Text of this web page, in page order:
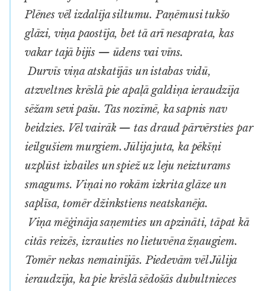
Plēnes vēl izdalīja siltumu. Paņēmusi tukšo
glāzi, viņa paostīja, bet tā arī nesaprata, kas
vakar tajā bijis — ūdens vai vīns.
Durvīs viņa atskatījās un istabas vidū,
atzveltnes krēslā pie apaļā galdiņa ieraudzīja
sēžam sevi pašu. Tas nozīmē, ka sapnis nav
beidzies. Vēl vairāk — tas draud pārvērsties par
ieilgušiem murgiem. Jūlija juta, ka pēkšņi
uzplūst izbailes un spiež uz leju neizturams
smagums. Viņai no rokām izkrita glāze un
saplīsa, tomēr džinkstiens neatskanēja.
Viņa mēģināja saņemties un apzināti, tāpat kā
citās reizēs, izrauties no lietuvēna žņaugiem.
Tomēr nekas nemainījās. Piedevām vēl Jūlija
ieraudzīja, ka pie krēslā sēdošās dubultnieces